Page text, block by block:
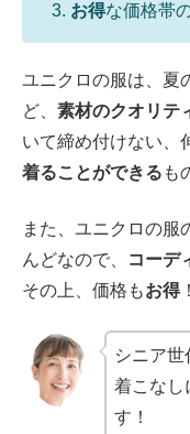
お得な価格帯
ユニクロの服は、夏
ど、 素材のクオリテ
いて締め付けない、
着ることができる も
また、ユニクロの服
んどなので、
コーデ
その上、価格もお得！
シニア
着こなし
す！